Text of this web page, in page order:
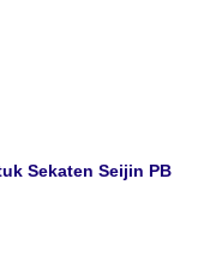
Sekaten Seijin PB